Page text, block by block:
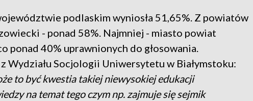
podlaskim wyniosła 51,65%. Z powiatów
- ponad 58%. Najmniej - miasto powiat
ponad 40% uprawnionych do głosowania.
Wydziału Socjologii Uniwersytetu w Białymstoku:
to być kwestia takiej niewysokiej edukacji
na temat tego czym np. zajmuje się sejmik